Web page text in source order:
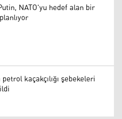
NATO'yu hedef alan bir
kaçakçılığı şebekeleri